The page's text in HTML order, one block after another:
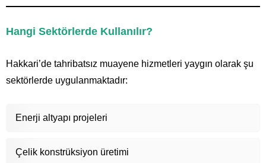
Hangi Sektörlerde Kullanılır?
Hakkari’de tahribatsız muayene hizmetleri yaygın olarak şu
sektörlerde uygulanmaktadır:
Enerji altyapı projeleri
Çelik konstrüksiyon üretimi